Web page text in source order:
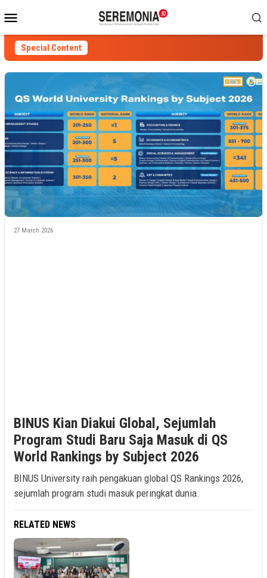
to
contentMenu
Special Content
27 March 2026
BINUS Kian Diakui Global, Sejumlah
Program Studi Baru Saja Masuk di QS
World Rankings by Subject 2026
BINUS University raih pengakuan global QS Rankings 2026,
sejumlah program studi masuk peringkat dunia.
RELATED NEWS